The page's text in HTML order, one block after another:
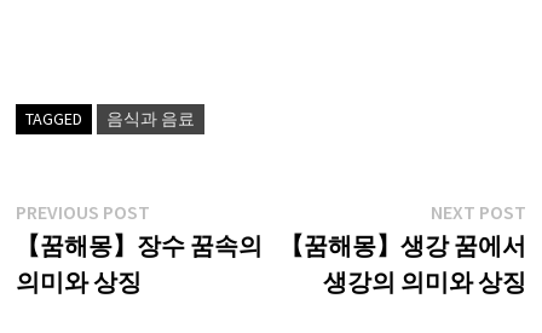
TAGGED 음식과 음료
글
탐
색
PREVIOUS POSTPrevious
post:
【꿈해몽】장수 꿈속의
의미와 상징
NEXT POST
【꿈해몽】생강 꿈에서
생강의 의미와 상징